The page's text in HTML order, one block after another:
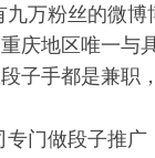
九万粉丝的微博
庆地区唯一与
子手都是兼职
门做段子推广